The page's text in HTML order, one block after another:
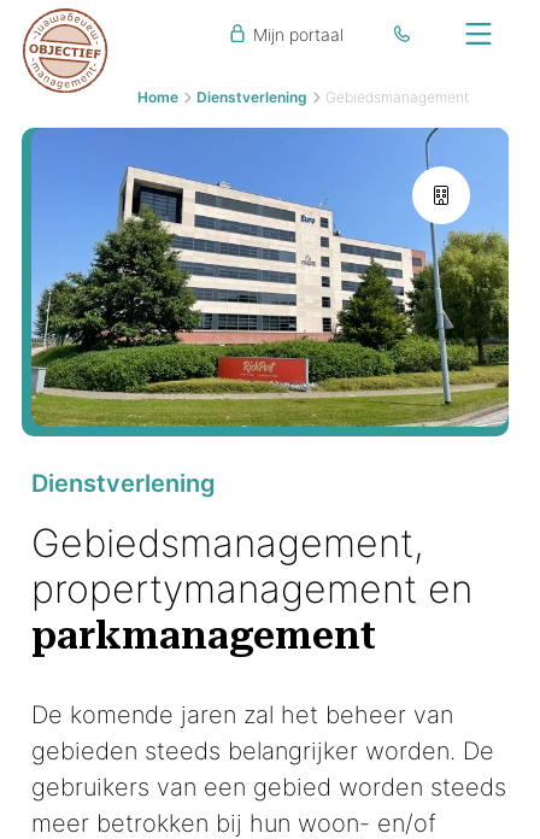
Mijn portaal
Home Dienstverlening Gebiedsmanagement
Dienstverlening
Gebiedsmanagement,
propertymanagement en
parkmanagement
De komende jaren zal het beheer van
gebieden steeds belangrijker worden. De
gebruikers van een gebied worden steeds
meer betrokken bij hun woon- en/of